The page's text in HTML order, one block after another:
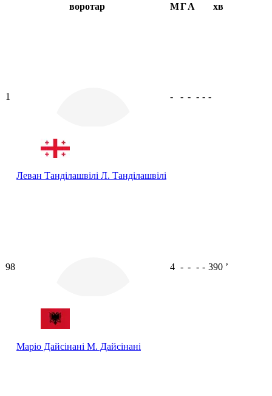
воротар МГА хв
1
Леван Танділашвілі Л. Танділашвілі
- - - - - -
98
Маріо Дайсінані М. Дайсінані
4 - - - - 390 ʼ